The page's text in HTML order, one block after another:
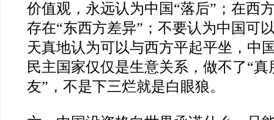
价值观，永远认为中国“落后” ；在西
存在“东西方差异” ；不要认为中国可
天真地认为可以与西方平起平坐，中
民主国家仅仅是生意关系，做不了“真
友” ，不是下三烂就是白眼狼。